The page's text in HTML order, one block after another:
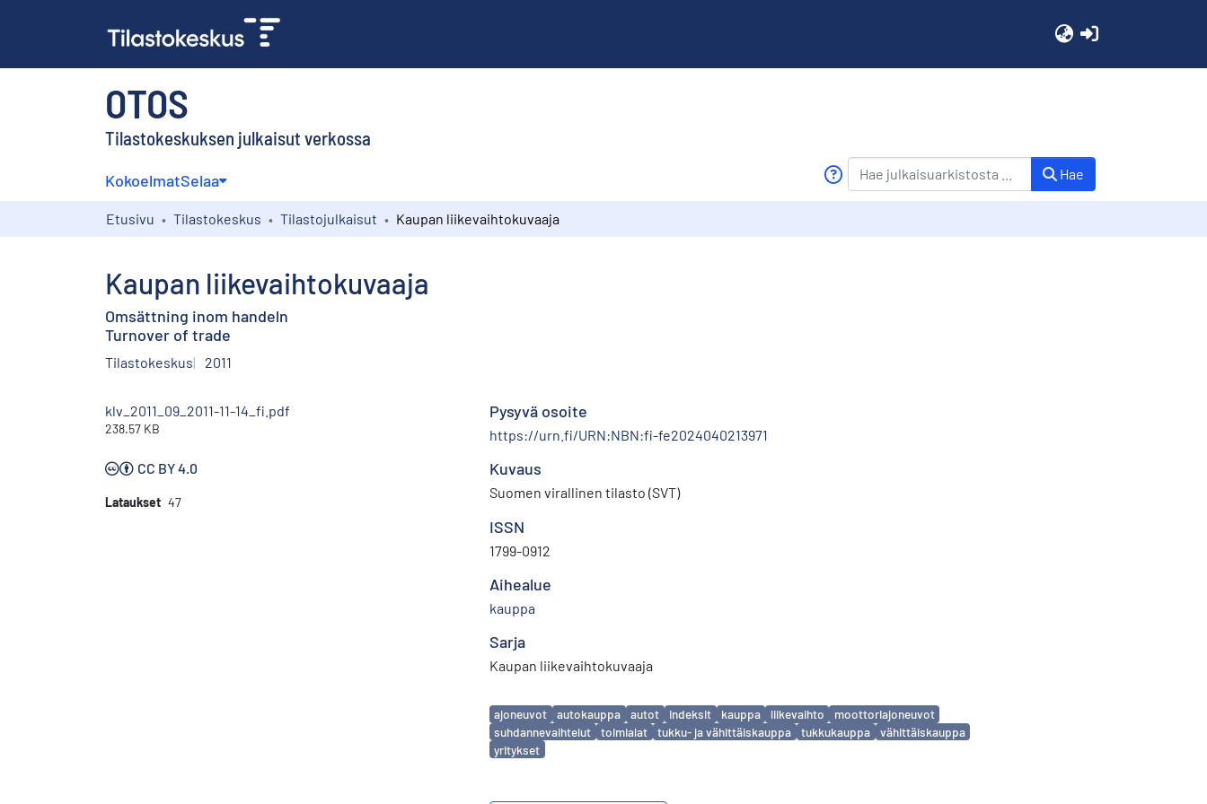
OTOS
Tilastokeskuksen julkaisut verkossa
KokoelmatSelaa Hae
Etusivu Tilastokeskus Tilastojulkaisut Kaupan liikevaihtokuvaaja
Kaupan liikevaihtokuvaaja
Omsättning inom handeln
Turnover of trade
Tilastokeskus 2011
klv_2011_09_2011-11-14_fi.pdf
238.57 KB
CC BY 4.0
Lataukset 47
Pysyvä osoite
https://urn.fi/URN:NBN:fi-fe2024040213971
Kuvaus
Suomen virallinen tilasto (SVT)
ISSN
1799-0912
Aihealue
kauppa
Sarja
Kaupan liikevaihtokuvaaja
Avainsanat
ajoneuvot autokauppa autot indeksit kauppa liikevaihto
moottoriajoneuvot
suhdannevaihtelut
toimialat tukku- ja vähittäiskauppa tukkukauppa
vähittäiskauppa
yritykset